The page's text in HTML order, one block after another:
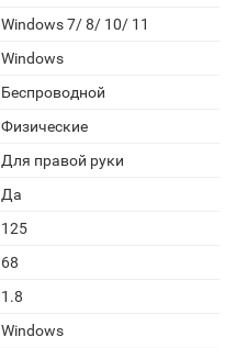
Windows 7/ 8/ 10/ 11
Windows
Беспроводной
Физические
Для правой руки
Да
125
68
1.8
Windows